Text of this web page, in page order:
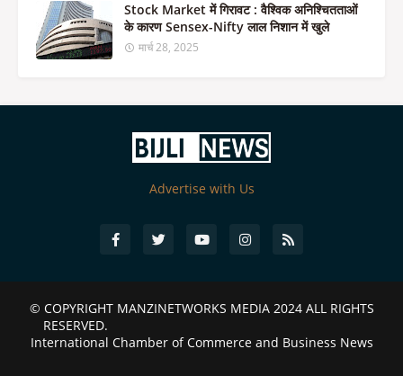
Stock Market में गिरावट : वैश्विक अनिश्चितताओं
के कारण Sensex-Nifty लाल निशान में खुले
मार्च 28, 2025
Advertise with Us
© COPYRIGHT MANZINETWORKS MEDIA 2024ALL RIGHTS
RESERVED.
International Chamber of Commerce and Business News